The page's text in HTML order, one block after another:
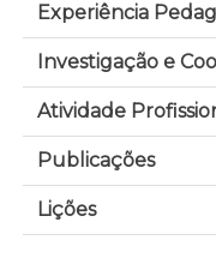
Experiência
Investigação e
Atividade
Publicações
Lições